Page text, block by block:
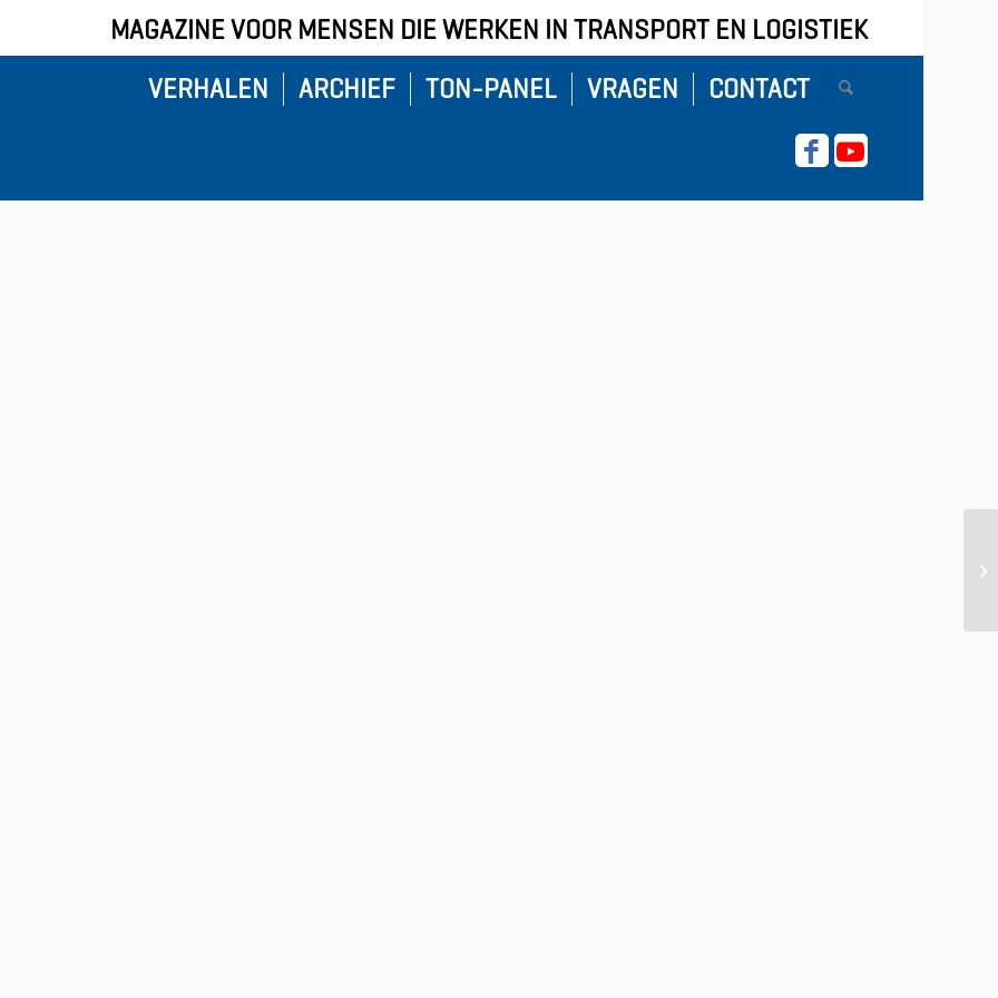
MAGAZINE VOOR MENSEN DIE WERKEN IN TRANSPORT EN LOGISTIEK
VERHALEN
ARCHIEF TON-PANEL VRAGEN CONTACT